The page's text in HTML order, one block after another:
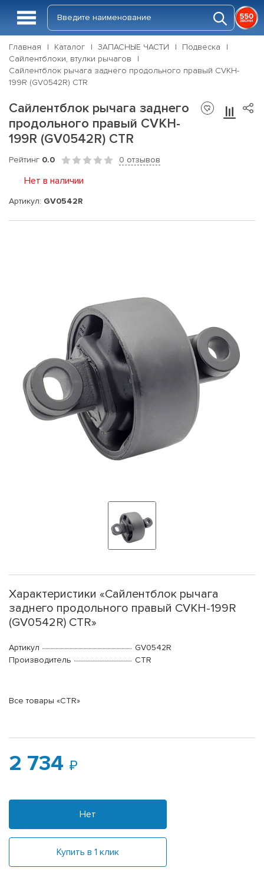
Главная Каталог ЗАПАСНЫЕ ЧАСТИ
Подвеска
Сайлентблоки, втулки рычагов
Сайлентблок рычага заднего продольного правый CVKH-
199R (GV0542R) CTR
Сайлентблок рычага заднего
продольного правый CVKH-
199R (GV0542R) CTR
Рейтинг 0.0 0 отзывов
Нет в наличии
Артикул: GV0542R
Характеристики «Сайлентблок рычага
заднего продольного правый CVKH-199R
(GV0542R) CTR»
Артикул
GV0542R
Производитель
CTR
Все товары «CTR»
2 734
Нет
Купить в 1 клик